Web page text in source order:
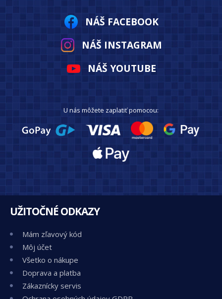
NÁŠ FACEBOOK
NÁŠ INSTAGRAM
NÁŠ YOUTUBE
U nás môžete zaplatiť pomocou:
UŽITOČNÉ ODKAZY
Mám zľavový kód
Môj účet
Všetko o nákupe
Doprava a platba
Zákaznícky servis